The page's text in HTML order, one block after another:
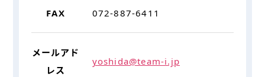
FAX 072-887-6411
メールアド
レス
yoshida@team-i.jp